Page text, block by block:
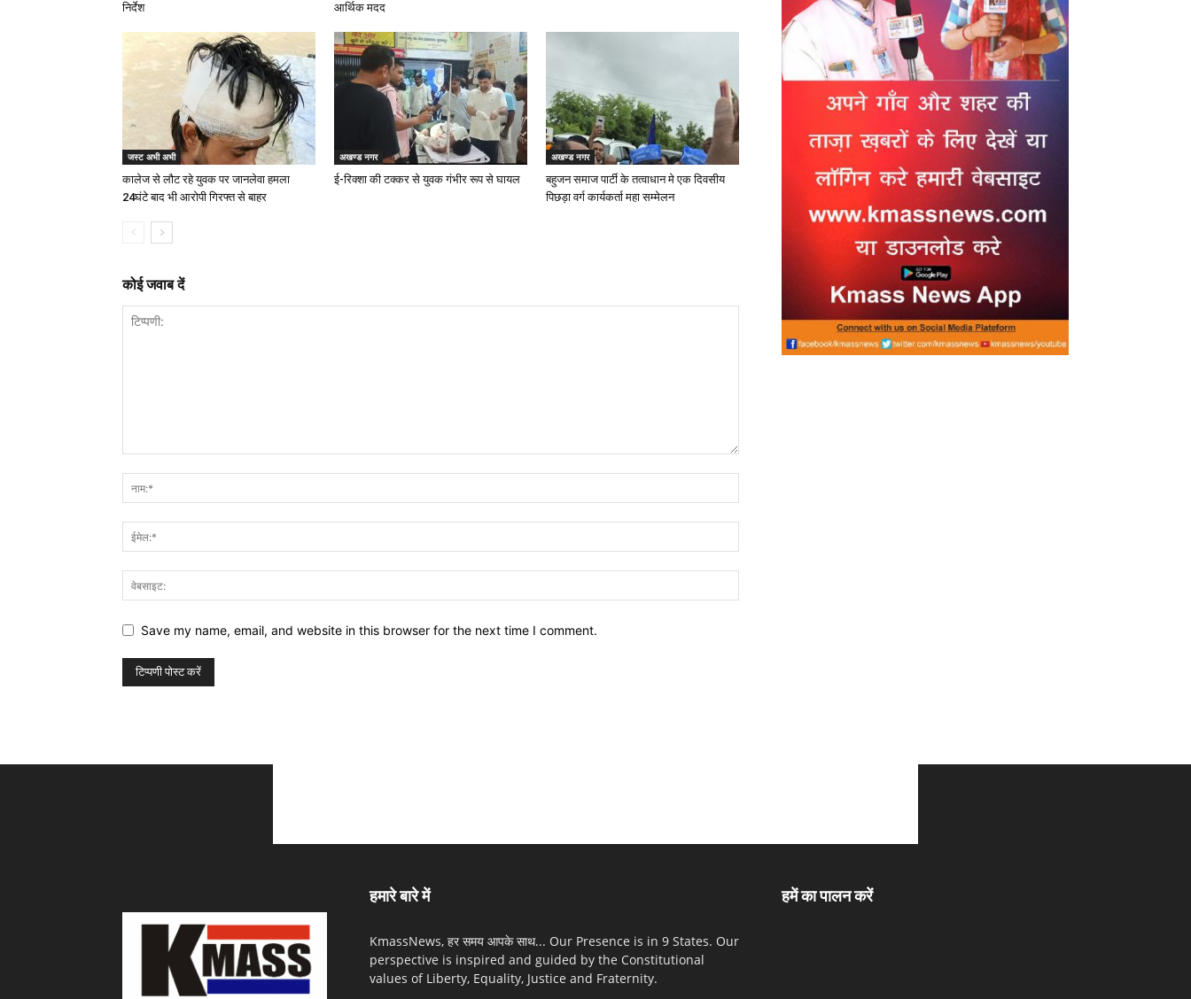
निर्देश
आर्थिक मदद
जस्ट अभी अभी
कालेज से लौट रहे युवक पर जानलेवा हमला
24घंटे बाद भी आरोपी गिरफ्त से बाहर
अखण्ड नगर
ई-रिक्शा की टक्कर से युवक गंभीर रूप से घायल
अखण्ड नगर
बहुजन समाज पार्टी के तत्वाधान मे एक दिवसीय
पिछड़ा वर्ग कार्यकर्ता महा सम्मेलन
कोई जवाब दें
Save my name, email, and website in this browser for the next time I comment.
हमारे बारे में
KmassNews, हर समय आपके साथ... Our Presence is in 9 States. Our
perspective is inspired and guided by the Constitutional
values of Liberty, Equality, Justice and Fraternity.
हमें का पालन करें